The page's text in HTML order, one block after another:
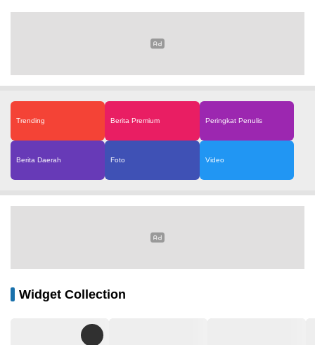
Trending Berita Premium Peringkat Penulis
Berita Daerah Foto Video
Widget Collection